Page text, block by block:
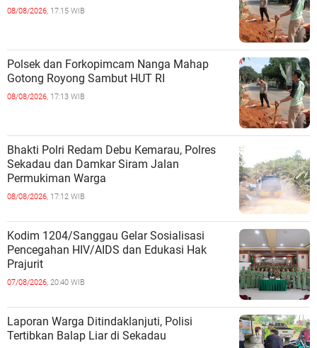
08/08/2026, 17:15 WIB
Polsek dan Forkopimcam Nanga Mahap
Gotong Royong Sambut HUT RI
08/08/2026, 17:13 WIB
Bhakti Polri Redam Debu Kemarau, Polres
Sekadau dan Damkar Siram Jalan
Permukiman Warga
08/08/2026, 17:12 WIB
Kodim 1204/Sanggau Gelar Sosialisasi
Pencegahan HIV/AIDS dan Edukasi Hak
Prajurit
07/08/2026, 20:40 WIB
Laporan Warga Ditindaklanjuti, Polisi
Tertibkan Balap Liar di Sekadau